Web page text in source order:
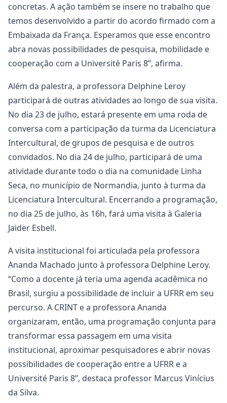
concretas. A ação também se insere no trabalho que
temos desenvolvido a partir do acordo firmado com a
Embaixada da França. Esperamos que esse encontro
abra novas possibilidades de pesquisa, mobilidade e
cooperação com a Université Paris 8”, afirma.
Além da palestra, a professora Delphine Leroy
participará de outras atividades ao longo de sua visita.
No dia 23 de julho, estará presente em uma roda de
conversa com a participação da turma da Licenciatura
Intercultural, de grupos de pesquisa e de outros
convidados. No dia 24 de julho, participará de uma
atividade durante todo o dia na comunidade Linha
Seca, no município de Normandia, junto à turma da
Licenciatura Intercultural. Encerrando a programação,
no dia 25 de julho, às 16h, fará uma visita à Galeria
Jaider Esbell.
A visita institucional foi articulada pela professora
Ananda Machado junto à professora Delphine Leroy.
“Como a docente já teria uma agenda acadêmica no
Brasil, surgiu a possibilidade de incluir a UFRR em seu
percurso. A CRINT e a professora Ananda
organizaram, então, uma programação conjunta para
transformar essa passagem em uma visita
institucional, aproximar pesquisadores e abrir novas
possibilidades de cooperação entre a UFRR e a
Université Paris 8”, destaca professor Marcus Vinícius
da Silva.